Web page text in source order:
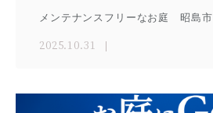
メンテナンスフリーなお庭 昭島市
2025.10.31